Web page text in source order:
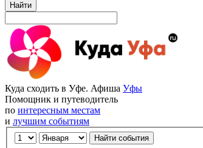
Найти
Куда сходить в Уфе. Афиша Уфы
Помощник и путеводитель
по интересным местам
и лучшим событиям